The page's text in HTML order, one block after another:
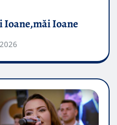
Ioane,măi Ioane